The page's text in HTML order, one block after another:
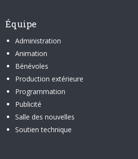
Équipe
Administration
Animation
Bénévoles
Production extérieure
Programmation
Publicité
Salle des nouvelles
Soutien technique